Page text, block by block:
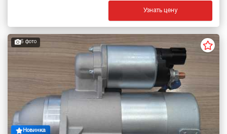
Узнать цену
6 фото
Новинка